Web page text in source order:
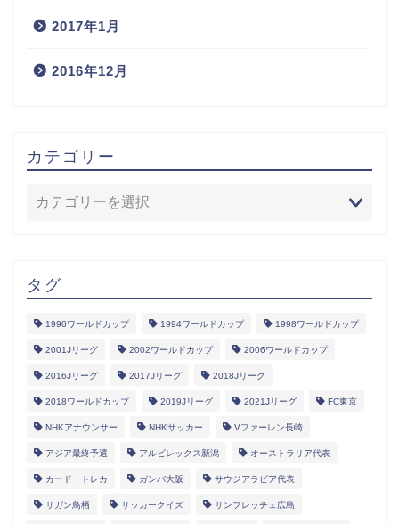
2017年1月
2016年12月
カテゴリー
タグ
1990ワールドカップ 1994ワールドカップ 1998ワールドカップ
2001Jリーグ 2002ワールドカップ 2006ワールドカップ
2016Jリーグ 2017Jリーグ 2018Jリーグ
2018ワールドカップ 2019Jリーグ 2021Jリーグ FC東京
NHKアナウンサー NHKサッカー Vファーレン長崎
アジア最終予選 アルビレックス新潟 オーストラリア代表
カード・トレカ ガンバ大阪 サウジアラビア代表
サガン鳥栖 サッカークイズ サンフレッチェ広島